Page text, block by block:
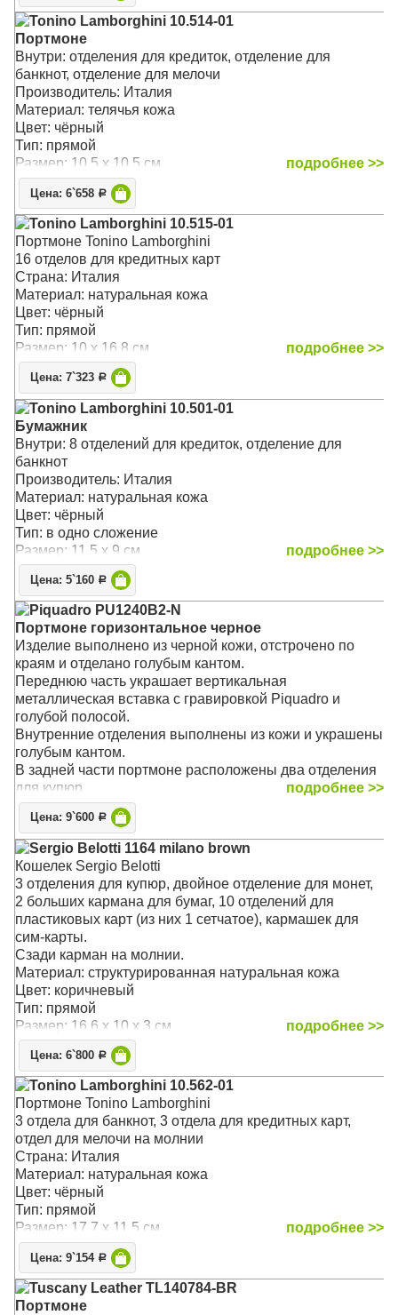
Tonino Lamborghini 10.514-01
Портмоне
Внутри: отделения для кредиток, отделение для
банкнот, отделение для мелочи
Производитель: Италия
Материал: телячья кожа
Цвет: чёрный
Тип: прямой
Размер: 10.5 x 10.5 см
подробнее >>
Цена: 6`658 Р
Tonino Lamborghini 10.515-01
Портмоне Tonino Lamborghini
16 отделов для кредитных карт
Страна: Италия
Материал: натуральная кожа
Цвет: чёрный
Тип: прямой
Размер: 10 x 16.8 см
подробнее >>
Цена: 7`323 Р
Tonino Lamborghini 10.501-01
Бумажник
Внутри: 8 отделений для кредиток, отделение для
банкнот
Производитель: Италия
Материал: натуральная кожа
Цвет: чёрный
Тип: в одно сложение
Размер: 11.5 x 9 см
подробнее >>
Цена: 5`160 Р
Piquadro PU1240B2-N
Портмоне горизонтальное черное
Изделие выполнено из черной кожи, отстрочено по
краям и отделано голубым кантом.
Переднюю часть украшает вертикальная
металлическая вставка с гравировкой Piquadro и
голубой полосой.
Внутренние отделения выполнены из кожи и украшены
голубым кантом.
В задней части портмоне расположены два отделения
для купюр.
В центральной – отдел для банковских/визитных карт,
дополнительный карман с окошком. внутренний
карман и монетница на кнопке.
Удобное портмоне из плотной кожи защитит
содержимое от влаги, банковские карты надежно
фиксируются карманами.
Изделие упаковано в фирменную коробку.
Материал: натуральная кожа
Цвет: чёрный
Тип: в одно сложение
Размер: 12 x 9.5 x 2.5 см
подробнее >>
Цена: 9`600 Р
Sergio Belotti 1164 milano brown
Кошелек Sergio Belotti
3 отделения для купюр, двойное отделение для монет,
2 больших кармана для бумаг, 10 отделений для
пластиковых карт (из них 1 сетчатое), кармашек для
сим-карты.
Сзади карман на молнии.
Материал: структурированная натуральная кожа
Цвет: коричневый
Тип: прямой
Размер: 16.6 x 10 x 3 см
подробнее >>
Цена: 6`800 Р
Tonino Lamborghini 10.562-01
Портмоне Tonino Lamborghini
3 отдела для банкнот, 3 отдела для кредитных карт,
отдел для мелочи на молнии
Страна: Италия
Материал: натуральная кожа
Цвет: чёрный
Тип: прямой
Размер: 17.7 x 11.5 см
подробнее >>
Цена: 9`154 Р
Tuscany Leather TL140784-BR
Портмоне